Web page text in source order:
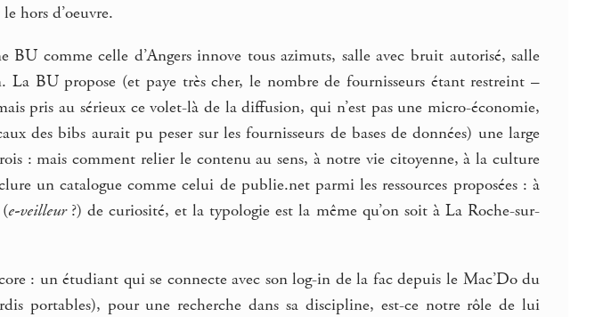
hors d’oeuvre.
comme celle d’Angers innove tous azimuts, salle avec bruit autorisé, salle
La BU propose (et paye très cher, le nombre de fournisseurs étant restreint –
pris au sérieux ce volet-là de la diffusion, qui n’est pas une micro-économie,
des bibs aurait pu peser sur les fournisseurs de bases de données) une large
: mais comment relier le contenu au sens, à notre vie citoyenne, à la culture
un catalogue comme celui de publie.net parmi les ressources proposées : à
e-veilleur?) de curiosité, et la typologie est la même qu’on soit à La Roche-sur-
: un étudiant qui se connecte avec son log-in de la fac depuis le Mac’Do du
portables), pour une recherche dans sa discipline, est-ce notre rôle de lui